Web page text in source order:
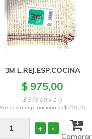
3M L.REJ.ESP.COCINA
$ 975,00
$ 975,00 x 1 U
Precio sin imp. nacionales $ 770,25
+ -
Comprar